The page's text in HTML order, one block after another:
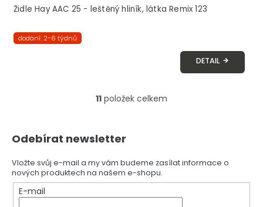
Židle Hay AAC 25 - leštěný hliník, látka Remix 123
dodání: 2-6 týdnů
DETAIL
O
a
c
í
11 položek celkem
Odebírat newsletter
Vložte svůj e-mail a my vám budeme zasílat informace o
nových produktech na našem e-shopu.
E-mail